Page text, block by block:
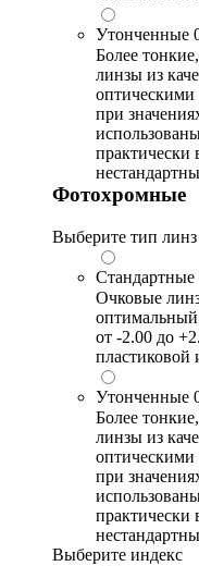
Утонченные
Более
линзы из
при
практически
Фотохромные
Выберите тип линз
Стандартные
Очковые
от -2.00 до
пластиковой
Утонченные
Более
линзы из
при
практически
Выберите индекс